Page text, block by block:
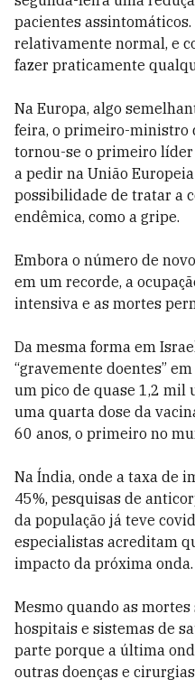
pacientes
relativamente normal, e
fazer praticamente
Na Europa, algo
feira, o primeiro-ministro
tornou-se o primeiro
a pedir na União
possibilidade de tratar a
endêmica, como a gripe.
Embora o número de
em um recorde, a
intensiva e as mortes
Da mesma forma em
“gravemente doentes”
um pico de quase 1,2 mil
uma quarta dose da
60 anos, o primeiro no
Na Índia, onde a taxa de
45%, pesquisas de
da população já teve
especialistas acreditam
impacto da próxima onda.
Mesmo quando as mortes
hospitais e sistemas de
parte porque a última
outras doenças e